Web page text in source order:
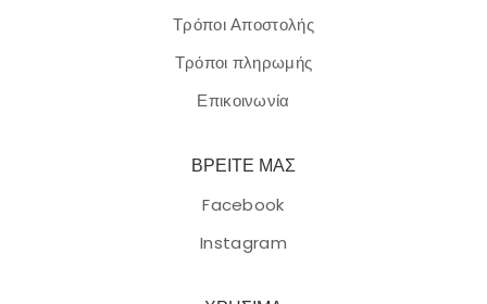
Τρόποι Αποστολής
Τρόποι πληρωμής
Επικοινωνία
ΒΡΕΙΤΕ ΜΑΣ
Facebook
Instagram